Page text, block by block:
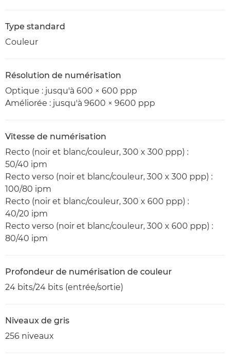
Type standard
Couleur
Résolution de numérisation
Optique : jusqu'à 600 × 600 ppp
Améliorée : jusqu'à 9600 × 9600 ppp
Vitesse de numérisation
Recto (noir et blanc/couleur, 300 x 300 ppp) :
50/40 ipm
Recto verso (noir et blanc/couleur, 300 x 300 ppp) :
100/80 ipm
Recto (noir et blanc/couleur, 300 x 600 ppp) :
40/20 ipm
Recto verso (noir et blanc/couleur, 300 x 600 ppp) :
80/40 ipm
Profondeur de numérisation de couleur
24 bits/24 bits (entrée/sortie)
Niveaux de gris
256 niveaux